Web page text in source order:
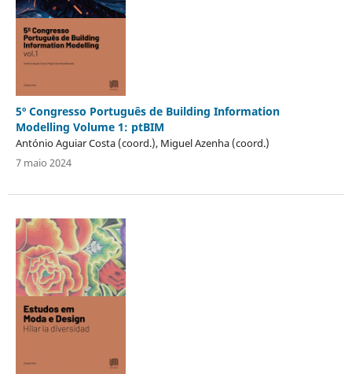
5º Congresso Português de Building Information
Modelling Volume 1: ptBIM
António Aguiar Costa (coord.), Miguel Azenha (coord.)
7 maio 2024